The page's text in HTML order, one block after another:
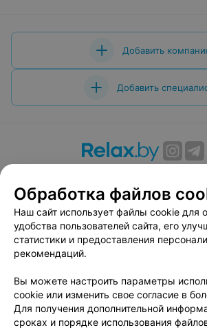
Добавить
Добавить
Вакансии
Публичный договор
Публичный договор по
«Афиша»
Пользовательское
Связаться по вопросам
Написать руководителю
Персональные настройки
Обработка файлов
Наш сайт использует файлы cookie для
удобства пользователей сайта, его
статистики и предоставления
рекомендаций.
Вы можете настроить параметры
cookie или изменить свое согласие в
Для получения дополнительной
сроках и порядке использования